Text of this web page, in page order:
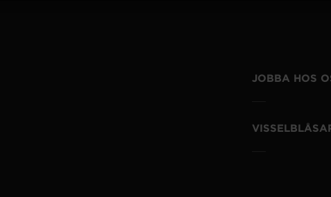
JOBBA HOS